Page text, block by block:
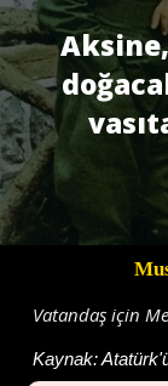
Vatandaş için
Kaynak: